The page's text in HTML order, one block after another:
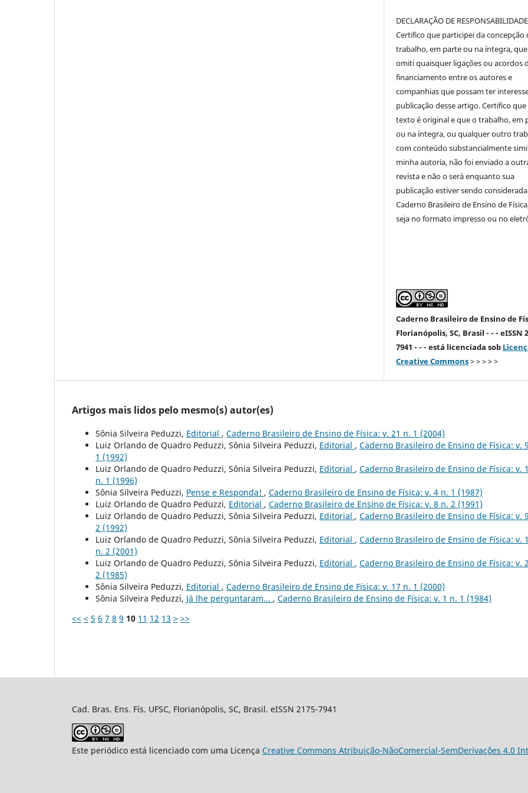
DECLARAÇÃO DE RESPONSABILIDADE
Certifico que participei da concepção
trabalho, em parte ou na íntegra,
omiti quaisquer ligações ou acordos
financiamento entre os autores e
companhias que possam ter
publicação desse artigo. Certifico que
texto é original e que o trabalho, em
ou na íntegra, ou qualquer outro
com conteúdo substancialmente
minha autoria, não foi enviado a
revista e não o será enquanto sua
publicação estiver sendo
Caderno Brasileiro de Ensino de
seja no formato impresso ou no
Caderno Brasileiro de Ensino de
Florianópolis, SC, Brasil - - - eISSN
7941 - - - está licenciada sob
Creative Commons> > > > >
Artigos mais lidos pelo mesmo(s) autor(es)
Sônia Silveira Peduzzi, Editorial , Caderno Brasileiro de Ensino de Física: v. 21 n. 1 (2004)
Luiz Orlando de Quadro Peduzzi, Sônia Silveira Peduzzi, Editorial , Caderno Brasileiro de Ensino de Física: v.
1 (1992)
Luiz Orlando de Quadro Peduzzi, Sônia Silveira Peduzzi, Editorial , Caderno Brasileiro de Ensino de Física: v.
n. 1 (1996)
Sônia Silveira Peduzzi, Pense e Responda! , Caderno Brasileiro de Ensino de Física: v. 4 n. 1 (1987)
Luiz Orlando de Quadro Peduzzi, Editorial , Caderno Brasileiro de Ensino de Física: v. 8 n. 2 (1991)
Luiz Orlando de Quadro Peduzzi, Sônia Silveira Peduzzi, Editorial , Caderno Brasileiro de Ensino de Física: v.
2 (1992)
Luiz Orlando de Quadro Peduzzi, Sônia Silveira Peduzzi, Editorial , Caderno Brasileiro de Ensino de Física: v.
n. 2 (2001)
Luiz Orlando de Quadro Peduzzi, Sônia Silveira Peduzzi, Editorial , Caderno Brasileiro de Ensino de Física: v.
2 (1985)
Sônia Silveira Peduzzi, Editorial , Caderno Brasileiro de Ensino de Física: v. 17 n. 1 (2000)
Sônia Silveira Peduzzi, Já lhe perguntaram... , Caderno Brasileiro de Ensino de Física: v. 1 n. 1 (1984)
<< < 5 6 7 8 9 10 11 12 13 > >>
Cad. Bras. Ens. Fís. UFSC, Florianópolis, SC, Brasil. eISSN 2175-7941
Este periódico está licenciado com uma Licença Creative Commons Atribuição-NãoComercial-SemDerivações 4.0